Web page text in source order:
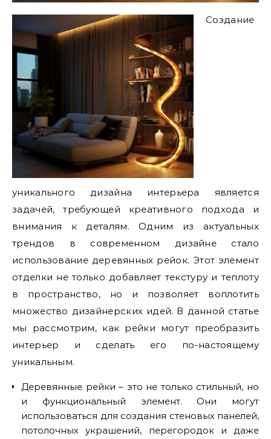
Создание
уникального дизайна интерьера является
задачей, требующей креативного подхода и
внимания к деталям. Одним из актуальных
трендов в современном дизайне стало
использование деревянных рейок. Этот элемент
отделки не только добавляет текстуру и теплоту
в пространство, но и позволяет воплотить
множество дизайнерских идей. В данной статье
мы рассмотрим, как рейки могут преобразить
интерьер и сделать его по-настоящему
уникальным.
Деревянные рейки – это не только стильный, но
и функциональный элемент. Они могут
использоваться для создания стеновых панелей,
потолочных украшений, перегородок и даже